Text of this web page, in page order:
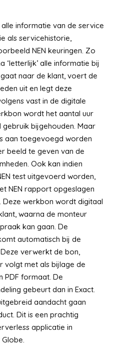
informatie van de service
als servicehistorie,
NEN keuringen. Zo
‘letterlijk’ alle informatie bij
naar de klant, voert de
uit en legt deze
vast in de digitale
wordt het aantal uur
bijgehouden. Maar
aan toegevoegd worden
beeld te geven van de
Ook kan indien
test uitgevoerd worden,
NEN rapport opgeslagen
werkbon wordt digitaal
waarna de monteur
kan gaan. De
automatisch bij de
verwerkt de bon,
volgt met als bijlage de
PDF formaat. De
gebeurt dan in Exact.
aandacht gaan
Dit is een prachtig
applicatie in